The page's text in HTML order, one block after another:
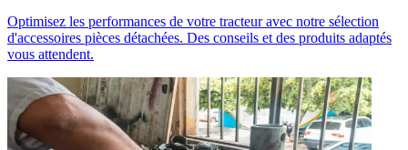
Optimisez les performances de votre tracteur avec notre sélection
d'accessoires pièces détachées. Des conseils et des produits adaptés
vous attendent.